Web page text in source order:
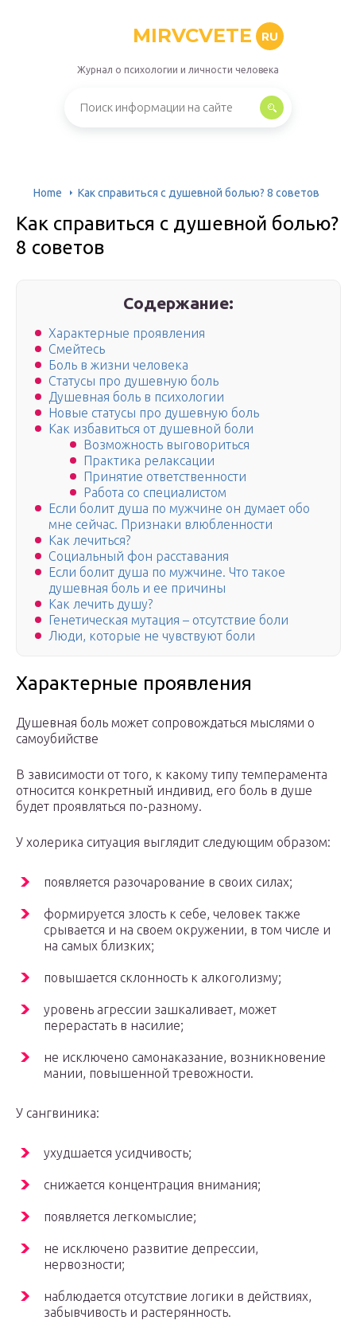
MIRVCVETE RU
Журнал о психологии и личности человека
Home Как справиться с душевной болью? 8 советов
Как справиться с душевной болью?
8 советов
Содержание:
Характерные проявления
Смейтесь
Боль в жизни человека
Статусы про душевную боль
Душевная боль в психологии
Новые статусы про душевную боль
Как избавиться от душевной боли
Возможность выговориться
Практика релаксации
Принятие ответственности
Работа со специалистом
Если болит душа по мужчине он думает обо
мне сейчас. Признаки влюбленности
Как лечиться?
Социальный фон расставания
Если болит душа по мужчине. Что такое
душевная боль и ее причины
Как лечить душу?
Генетическая мутация – отсутствие боли
Люди, которые не чувствуют боли
Характерные проявления
Душевная боль может сопровождаться мыслями о
самоубийстве
В зависимости от того, к какому типу темперамента
относится конкретный индивид, его боль в душе
будет проявляться по-разному.
У холерика ситуация выглядит следующим образом:
появляется разочарование в своих силах;
формируется злость к себе, человек также
срывается и на своем окружении, в том числе и
на самых близких;
повышается склонность к алкоголизму;
уровень агрессии зашкаливает, может
перерастать в насилие;
не исключено самонаказание, возникновение
мании, повышенной тревожности.
У сангвиника:
ухудшается усидчивость;
снижается концентрация внимания;
появляется легкомыслие;
не исключено развитие депрессии,
нервозности;
наблюдается отсутствие логики в действиях,
забывчивость и растерянность.